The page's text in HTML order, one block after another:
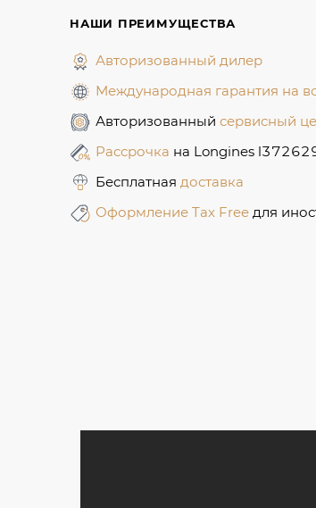
НАШИ ПРЕИМУЩЕСТВА
Авторизованный дилер
Международная гарантия на
Авторизованный сервисный
Рассрочка на Longines
Бесплатная доставка
Оформление Tax Free для